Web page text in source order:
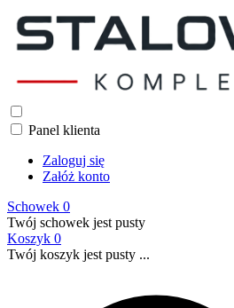
Panel klienta
Zaloguj się
Załóż konto
Schowek 0
Twój schowek jest pusty
Koszyk 0
Twój koszyk jest pusty ...